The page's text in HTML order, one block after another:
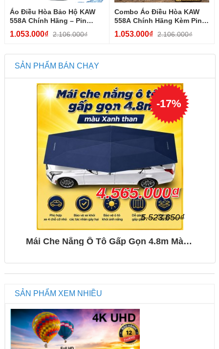
Áo Điều Hòa Bảo Hộ KAW
558A Chính Hãng – Pin
30.000mAh, Quạt Làm Mát...
1.053.000₫ 2.106.000₫
Combo Áo Điều Hòa KAW
558A Chính Hãng Kèm Pin
Quạt 30.000mAh – Quạt
Làm...
1.053.000₫ 2.106.000₫
SẢN PHẨM BÁN CHẠY
4.565.000₫
5.523.650₫
-17%
Mái Che Nắng Ô Tô Gấp Gọn 4.8m Màu Xanh Than Chống...
SẢN PHẨM XEM NHIỀU